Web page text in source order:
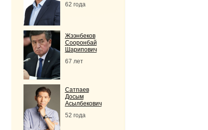
62 года
Жээнбеков
Сооронбай
Шарипович
67 лет
Сатпаев
Досым
Асылбекович
52 года